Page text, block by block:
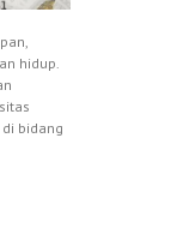
hidup.
bidang